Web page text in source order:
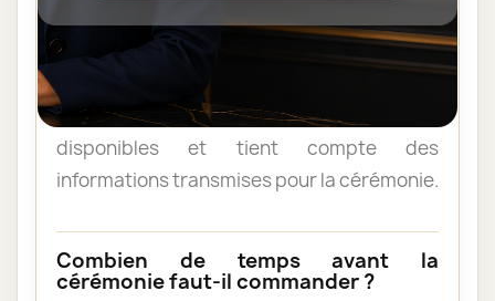
La commande est confiée à un artisan
fleuriste de notre réseau, proche de
l’adresse de livraison. Il prépare la
composition avec des fleurs fraîches
disponibles et tient compte des
informations transmises pour la cérémonie.
Combien de temps avant la
cérémonie faut-il commander ?